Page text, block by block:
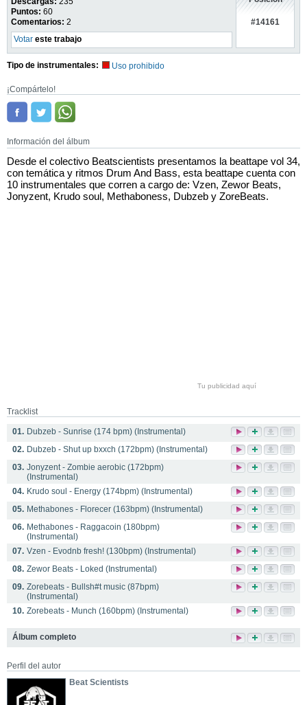
Puntos: 60
Comentarios: 2
Votar este trabajo
#14161
Tipo de instrumentales: Uso prohibido
¡Compártelo!
Información del álbum
Desde el colectivo Beatscientists presentamos la beattape vol 34,
con temática y ritmos Drum And Bass, esta beattape cuenta con
10 instrumentales que corren a cargo de: Vzen, Zewor Beats,
Jonyzent, Krudo soul, Methaboness, Dubzeb y ZoreBeats.
Tu publicidad aquí
Tracklist
01. Dubzeb - Sunrise (174 bpm) (Instrumental)
02. Dubzeb - Shut up bxxch (172bpm) (Instrumental)
03. Jonyzent - Zombie aerobic (172bpm)
(Instrumental)
04. Krudo soul - Energy (174bpm) (Instrumental)
05. Methabones - Florecer (163bpm) (Instrumental)
06. Methabones - Raggacoin (180bpm)
(Instrumental)
07. Vzen - Evodnb fresh! (130bpm) (Instrumental)
08. Zewor Beats - Loked (Instrumental)
09. Zorebeats - Bullsh#t music (87bpm)
(Instrumental)
10. Zorebeats - Munch (160bpm) (Instrumental)
Álbum completo
Perfil del autor
Beat Scientists